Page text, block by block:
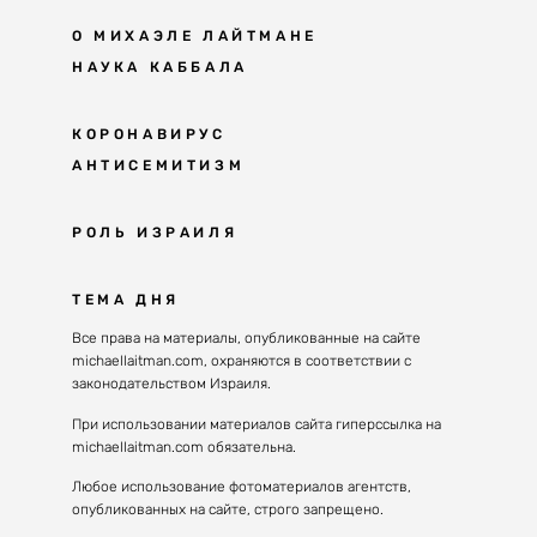
О МИХАЭЛЕ ЛАЙТМАНЕ
НАУКА КАББАЛА
Мудрость каббалы
Каббала сегодня
Великие каббалисты
Духовные состояния
Конгрессы каббалы
Каббалистическая музыка
Духовные состояния
КОРОНАВИРУС
АНТИСЕМИТИЗМ
Антисемитизм в современном мире
Решение
РОЛЬ ИЗРАИЛЯ
Почему евреи
Израиль сегодня
Избраны служить миру
ТЕМА ДНЯ
Все права на материалы, опубликованные на сайте
michaellaitman.com, охраняются в соответствии с
законодательством Израиля.
При использовании материалов сайта гиперссылка на
michaellaitman.com обязательна.
Любое использование фотоматериалов агентств,
опубликованных на сайте, строго запрещено.